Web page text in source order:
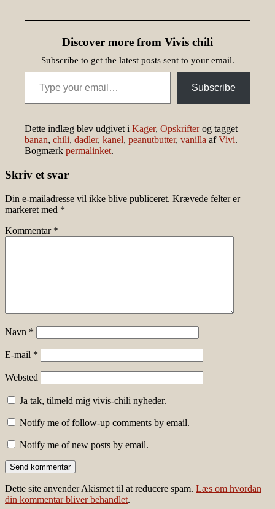
Discover more from Vivis chili
Subscribe to get the latest posts sent to your email.
Type your email…
Subscribe
Dette indlæg blev udgivet iKager,Opskrifterog tagget
banan,chili,dadler,kanel,peanutbutter,vanilla afVivi.
Bogmærkpermalinket.
Skriv et svar
Din e-mailadresse vil ikke blive publiceret. Krævede felter er
markeret med *
Kommentar *
Navn *
E-mail *
Websted
Ja tak, tilmeld mig vivis-chili nyheder.
Notify me of follow-up comments by email.
Notify me of new posts by email.
Dette site anvender Akismet til at reducere spam. Læs om hvordan
din kommentar bliver behandlet.